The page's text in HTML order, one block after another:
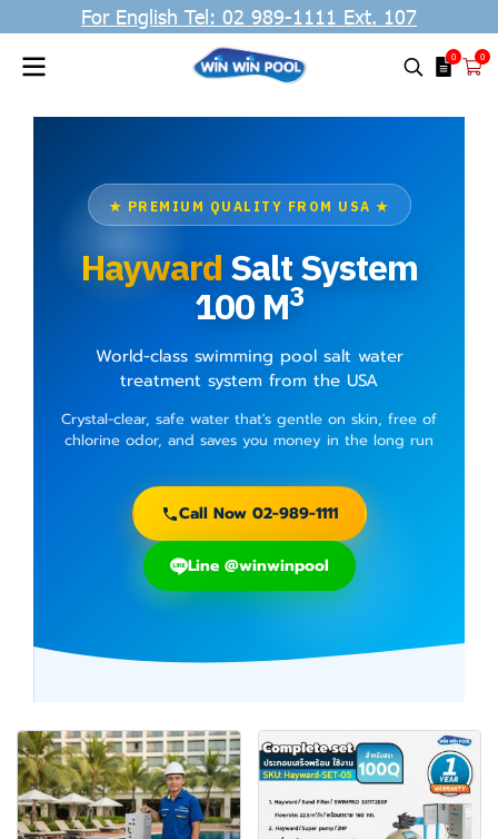
For English Tel: 02 989-1111 Ext. 107
0 0
★ PREMIUM QUALITY FROM USA ★
Hayward Salt System
100 M3
World-class swimming pool salt water
treatment system from the USA
Crystal-clear, safe water that's gentle on skin, free of
chlorine odor, and saves you money in the long run
Call Now 02-989-1111
Line @winwinpool